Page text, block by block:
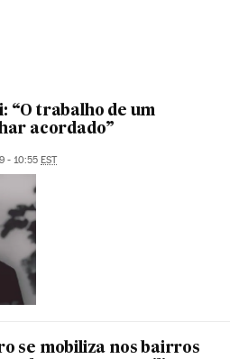
“O trabalho de um
acordado”
- 10:55 EST
se mobiliza nos bairros